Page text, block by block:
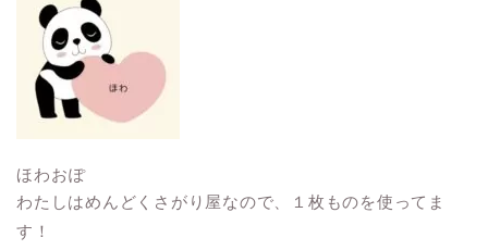
ほわおぽ
わたしはめんどくさがり屋なので、１枚ものを使ってま
す！